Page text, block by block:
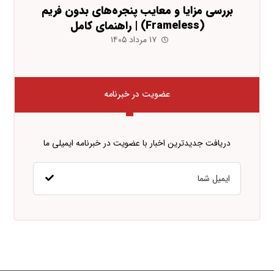
بررسی مزایا و معایب پنجره‌های بدون فریم
(Frameless) | راهنمای کامل
۱۷ مرداد ۱۴۰۵
عضویت در خبرنامه
دریافت جدیدترین اخبار با عضویت در خبرنامه ایمیلی ما